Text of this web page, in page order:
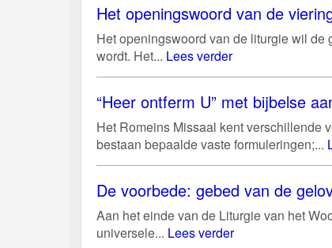
Het openingswoord van de
Het openingswoord van de liturgie wil
wordt. Het... Lees verder
“Heer ontferm U” met bijbelse
Het Romeins Missaal kent verschillende
bestaan bepaalde vaste formuleringen;...
De voorbede: gebed van de
Aan het einde van de Liturgie van het
universele... Lees verder